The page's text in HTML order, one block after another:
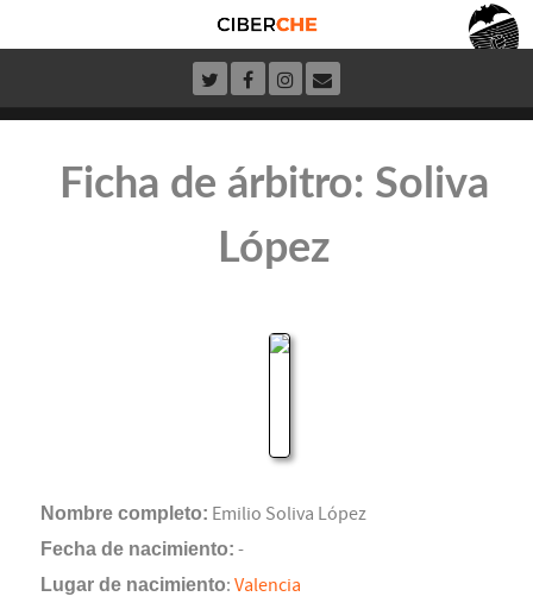
Ficha de árbitro: Soliva
López
Nombre completo: Emilio Soliva López
Fecha de nacimiento: -
Lugar de nacimiento: Valencia